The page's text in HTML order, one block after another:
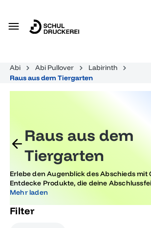
Abi Abi Pullover
Labirinth
Raus aus dem Tiergarten
Raus aus dem
Tiergarten
Erlebe den Augenblick des Abschieds mit
Entdecke Produkte, die deine
machen. Von stilvoller Dekoration bis hin
aus dem Tiergarten“-Moment besonders
Mehr laden
Filter